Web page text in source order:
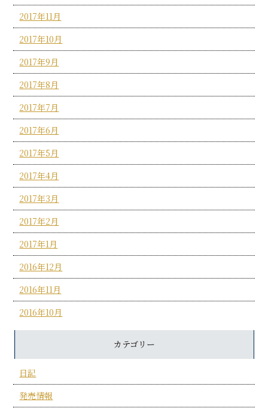
2017年11月
2017年10月
2017年9月
2017年8月
2017年7月
2017年6月
2017年5月
2017年4月
2017年3月
2017年2月
2017年1月
2016年12月
2016年11月
2016年10月
カテゴリー
日記
発売情報